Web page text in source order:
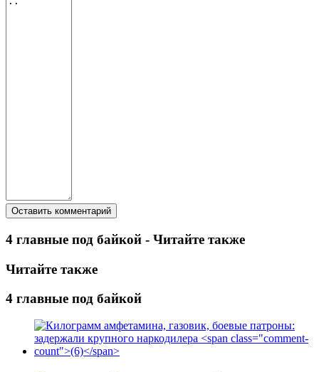
4 главные под байкой - Читайте также
Читайте также
4 главные под байкой